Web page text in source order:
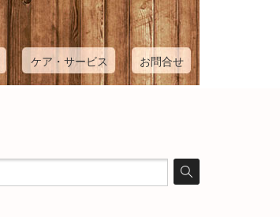
ケア・サービス お問合せ